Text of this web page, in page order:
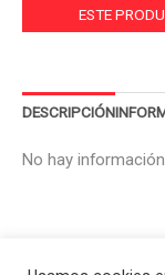
ESTE
DESCRIPCIÓN
No hay